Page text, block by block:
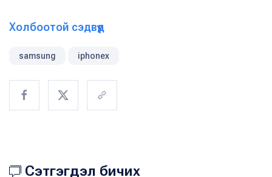
Холбоотой сэдвүүд
samsung iphonex
Сэтгэгдэл бичих